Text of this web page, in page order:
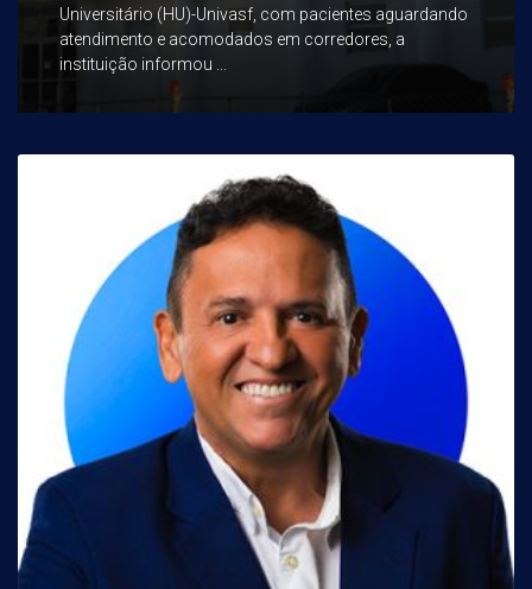
Universitário (HU)-Univasf, com pacientes aguardando
atendimento e acomodados em corredores, a
instituição informou ...